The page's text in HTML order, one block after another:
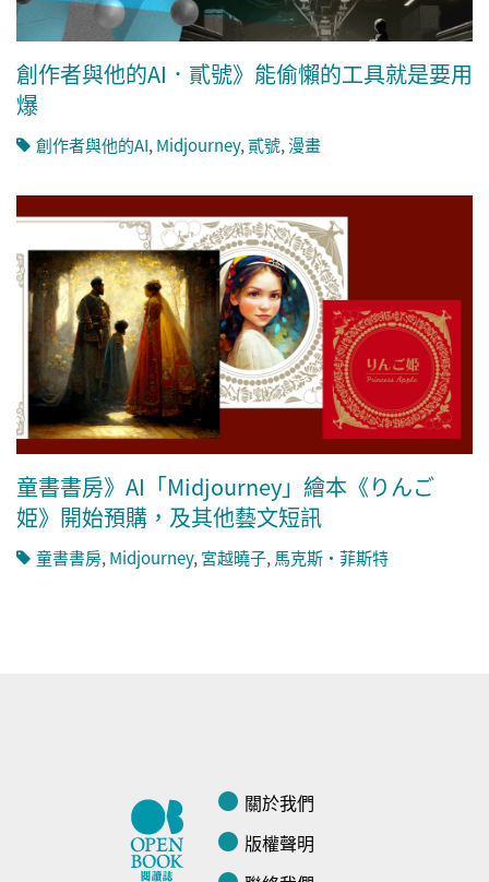
創作者與他的AI．貳號》能偷懶的工具就是要用
爆
創作者與他的AI,Midjourney,貳號,漫畫
童書書房》AI「Midjourney」繪本《りんご
姫》開始預購，及其他藝文短訊
童書書房, Midjourney, 宮越曉子, 馬克斯‧菲斯特
關於我們
版權聲明